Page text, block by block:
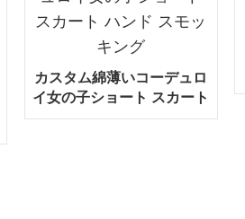
カスタム綿薄いコーデュロ
イ女の子ショート スカート
ハンド スモッキング